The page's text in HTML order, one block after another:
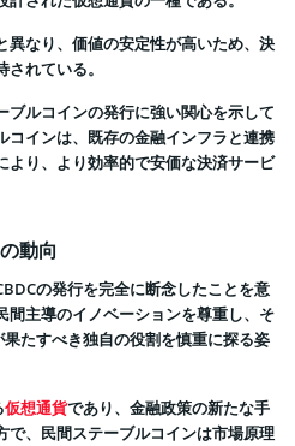
異なり、価値の安定性が高いため、決
れている。
ブルコインの発行に強い関心を示して
コインは、既存の金融インフラと連携
より、より効率的で安価な決済サービ
動向
の発行を完全に断念したことを意
間主導のイノベーションを尊重し、そ
たすべき独自の役割を慎重に探る姿
仮想通貨であり、金融政策の新たな手
で、民間ステーブルコインは市場原理